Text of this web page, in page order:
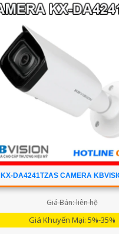
KX-DA4241TZAS CAMERA
Giá Bán: liên hệ
Giá Khuyến Mại: 5%-35%